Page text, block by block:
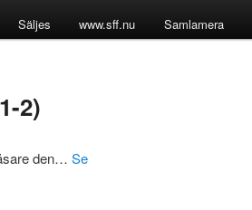
Säljes www.sff.nu Samlamera
2)
den… Se